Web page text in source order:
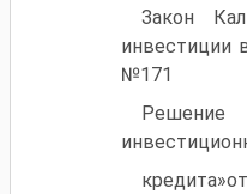
Закон
инвестиции
№171
Решение